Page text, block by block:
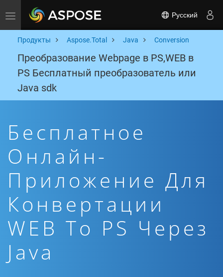
Toggle navigation Русский
Продукты Aspose.Total Java Conversion
Преобразование Webpage в PS,WEB в
PS Бесплатный преобразователь или
Java sdk
Бесплатное
Онлайн-
Приложение Для
Конвертации
WEB To PS Через
Java